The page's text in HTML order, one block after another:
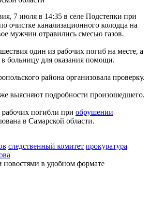
бюро МСЭ взыскали 1,7 млн
штрафа
бойцам
взаимодействие с Республикой
ход обновления ОКН
ремонтируют мосты на трассе
7 июля в 14:35 в селе Подстепки при
очистке канализационного колодца на
мужчин отравились смесью газов.
один из рабочих погиб на месте, а
в больницу для оказания помощи.
района организовала проверку.
выясняют подробности произошедшего.
погибли при обрушении
в Самарской области.
следственный комитет прокуратура
новостями в удобном формате